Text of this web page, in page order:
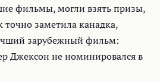
фильмы, могли взять призы,
точно заметила канадка,
зарубежный фильм:
Джексон не номинировался в